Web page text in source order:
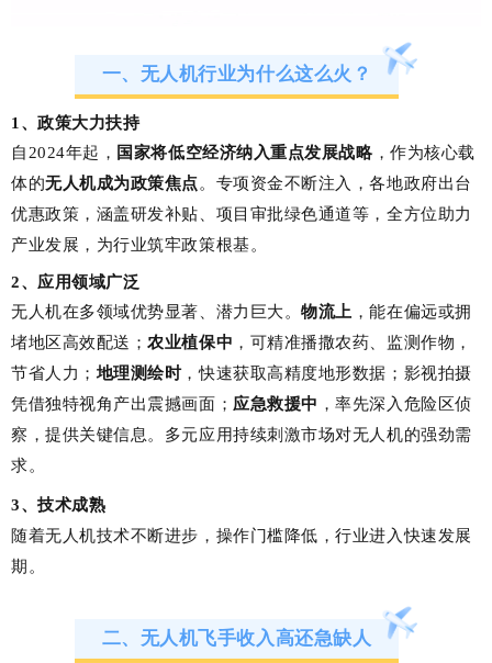
一、无人机行业为什么这么火？
1、政策大力扶持
自2024年起， 国家将低空经济纳入重点发展战略 ，作为核心载
体的无人机成为政策焦点。专项资金不断注入，各地政府出台
优惠政策，涵盖研发补贴、项目审批绿色通道等，全方位助力
产业发展，为行业筑牢政策根基。
2、应用领域广泛
无人机在多领域优势显著、潜力巨大。物流上 ，能在偏远或拥
堵地区高效配送；农业植保中 ，可精准播撒农药、监测作物，
节省人力；地理测绘时，快速获取高精度地形数据；影视拍摄
凭借独特视角产出震撼画面； 应急救援中 ，率先深入危险区侦
察，提供关键信息。多元应用持续刺激市场对无人机的强劲需
求。
3、技术成熟
随着无人机技术不断进步，操作门槛降低，行业进入快速发展
期。
二、无人机飞手收入高还急缺人